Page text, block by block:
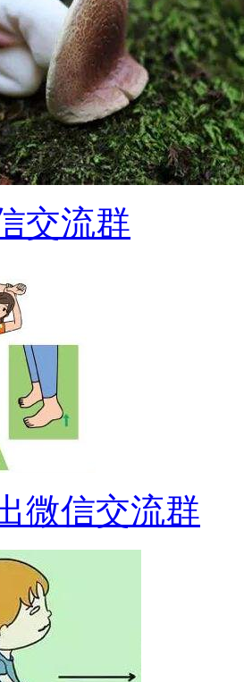
交流群
微信交流群